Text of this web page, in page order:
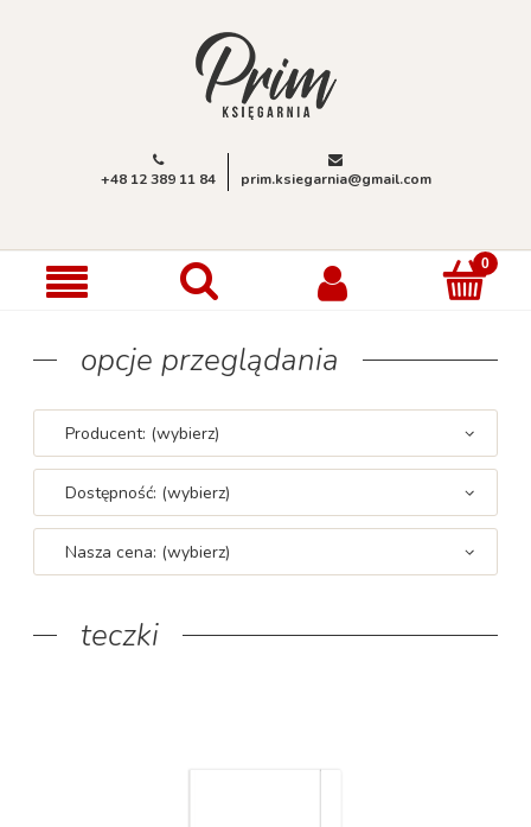
+48 12 389 11 84 prim.ksiegarnia@gmail.com
opcje przeglądania
Producent: (wybierz)
Dostępność: (wybierz)
Nasza cena: (wybierz)
teczki